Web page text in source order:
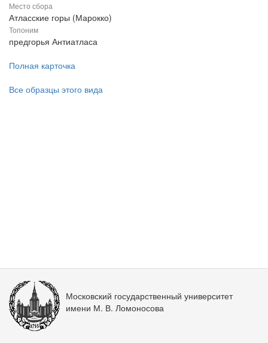
Место сбора
Атласские горы (Марокко)
Топоним
предгорья Антиатласа
Полная карточка
Все образцы этого вида
Московский государственный университет
имени М. В. Ломоносова